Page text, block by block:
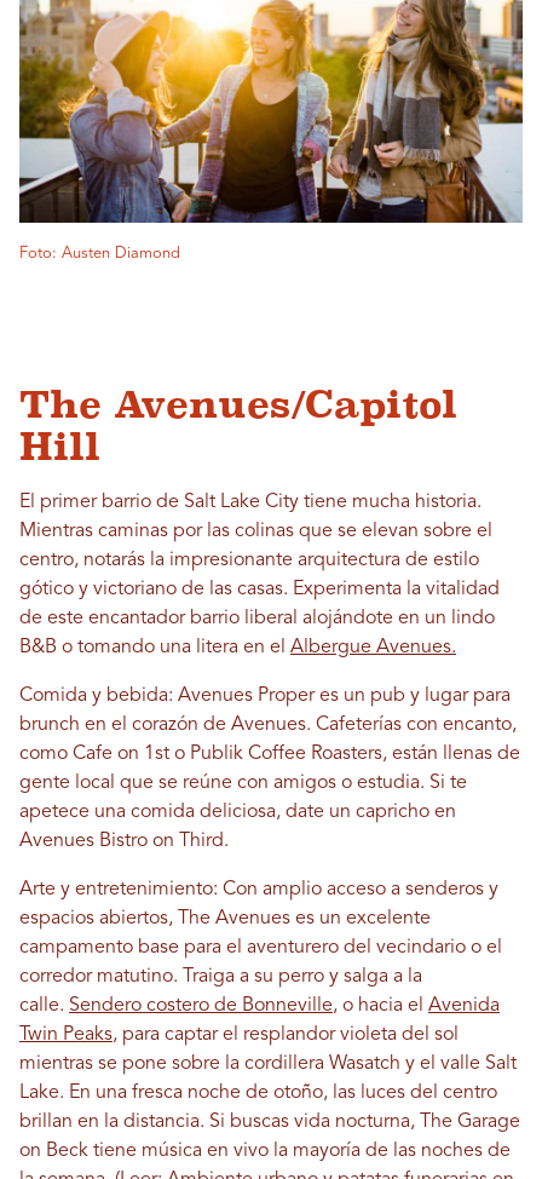
Foto: Austen Diamond
The Avenues/Capitol
Hill
El primer barrio de Salt Lake City tiene mucha historia.
Mientras caminas por las colinas que se elevan sobre el
centro, notarás la impresionante arquitectura de estilo
gótico y victoriano de las casas. Experimenta la vitalidad
de este encantador barrio liberal alojándote en un lindo
B&B o tomando una litera en el Albergue Avenues.
Comida y bebida: Avenues Proper es un pub y lugar para
brunch en el corazón de Avenues. Cafeterías con encanto,
como Cafe on 1st o Publik Coffee Roasters, están llenas de
gente local que se reúne con amigos o estudia. Si te
apetece una comida deliciosa, date un capricho en
Avenues Bistro on Third.
Arte y entretenimiento: Con amplio acceso a senderos y
espacios abiertos, The Avenues es un excelente
campamento base para el aventurero del vecindario o el
corredor matutino. Traiga a su perro y salga a la
calle. Sendero costero de Bonneville, o hacia el Avenida
Twin Peaks, para captar el resplandor violeta del sol
mientras se pone sobre la cordillera Wasatch y el valle Salt
Lake. En una fresca noche de otoño, las luces del centro
brillan en la distancia. Si buscas vida nocturna, The Garage
on Beck tiene música en vivo la mayoría de las noches de